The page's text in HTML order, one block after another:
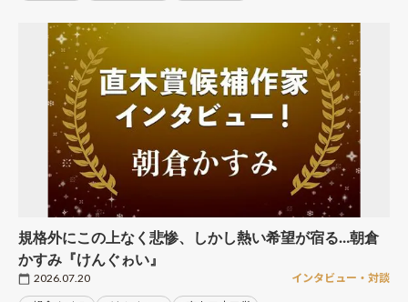
規格外にこの上なく悲惨、しかし熱い希望が宿る…朝倉
かすみ『けんぐゎい』
2026.07.20 インタビュー・対談